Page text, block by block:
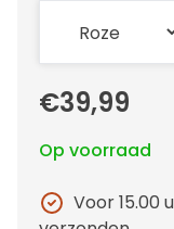
€39,99
Op voorraad
Voor 15.00